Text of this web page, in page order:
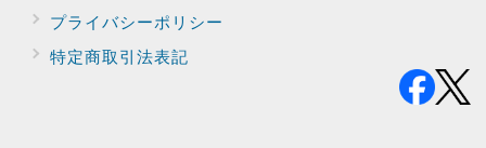
プライバシーポリシー
特定商取引法表記